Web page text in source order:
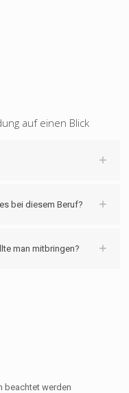
auf einen Blick
bei diesem Beruf?
man mitbringen?
beachtet werden